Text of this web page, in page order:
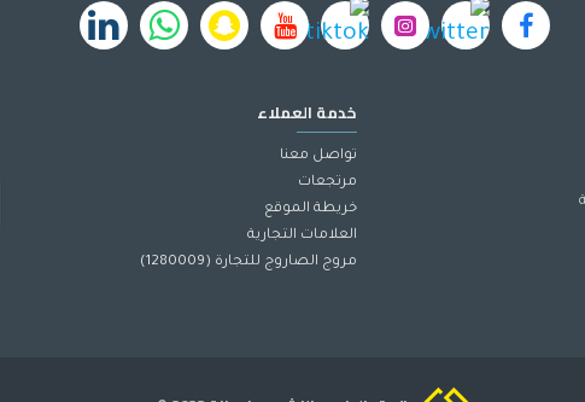
خدمة العملاء
تواصل معنا
مرتجعات
خريطة الموقع
العلامات التجارية
مروج الصاروج للتجارة (1280009)